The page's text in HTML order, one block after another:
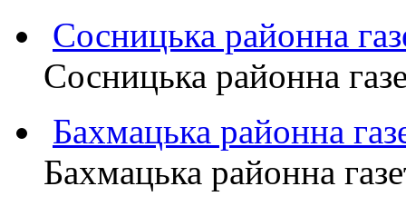
Сосницька районна
Сосницька районна
Бахмацька районна
Бахмацька районна